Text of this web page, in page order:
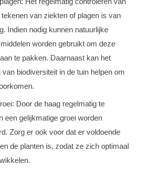
van ziekten of plagen is van
Indien nodig kunnen natuurlijke
worden gebruikt om deze
te pakken. Daarnaast kan het
van biodiversiteit in de tuin helpen om
Door de haag regelmatig te
een gelijkmatige groei worden
Zorg er ook voor dat er voldoende
de planten is, zodat ze zich optimaal